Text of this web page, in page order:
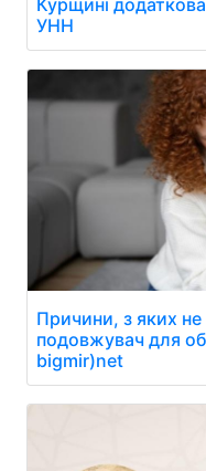
Курщині додаткова
УНН
Причини, з яких
подовжувач для
bigmir)net